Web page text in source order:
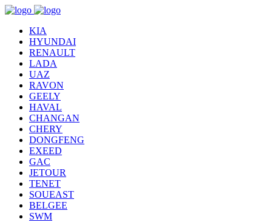
KIA
HYUNDAI
RENAULT
LADA
UAZ
RAVON
GEELY
HAVAL
CHANGAN
CHERY
DONGFENG
EXEED
GAC
JETOUR
TENET
SOUEAST
BELGEE
SWM